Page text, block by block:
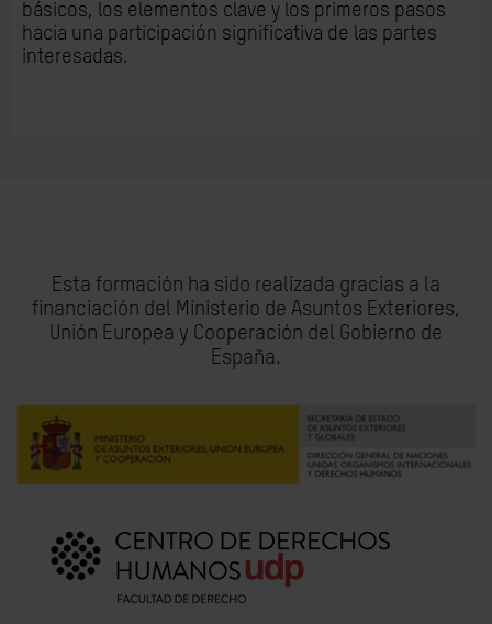
básicos, los elementos clave y los primeros pasos
hacia una participación significativa de las partes
interesadas.
Esta formación ha sido realizada gracias a la
financiación del Ministerio de Asuntos Exteriores,
Unión Europea y Cooperación del Gobierno de
España.